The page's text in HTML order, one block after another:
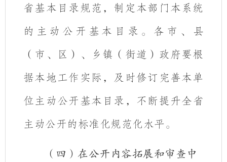
省基本目录规范，制定本部门本系统
的主动公开基本目录。各市、县
（市、区）、乡镇（街道）政府要根
据本地工作实际，及时修订完善本单
位主动公开基本目录， 不断提升全省
主动公开的标准化规范化水平。
（四）在公开内容拓展和审查中